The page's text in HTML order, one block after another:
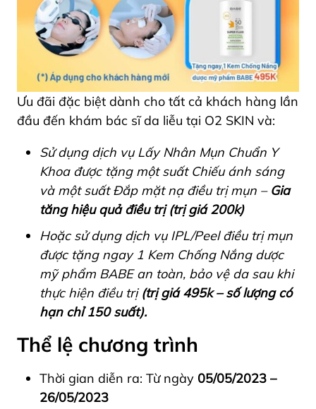
Ưu đãi đặc biệt dành cho tất cả khách hàng lần
đầu đến khám bác sĩ da liễu tại O2 SKIN và:
Sử dụng dịch vụ Lấy Nhân Mụn Chuẩn Y
Khoa được tặng một suất Chiếu ánh sáng
và một suất Đắp mặt nạ điều trị mụn – Gia
tăng hiệu quả điều trị (trị giá 200k)
Hoặc sử dụng dịch vụ IPL/Peel điều trị mụn
được tặng ngay 1 Kem Chống Nắng dược
mỹ phẩm BABE an toàn, bảo vệ da sau khi
thực hiện điều trị(trị giá 495k – số lượng có
hạn chỉ 150 suất).
Thể lệ chương trình
Thời gian diễn ra: Từ ngày 05/05/2023 –
26/05/2023